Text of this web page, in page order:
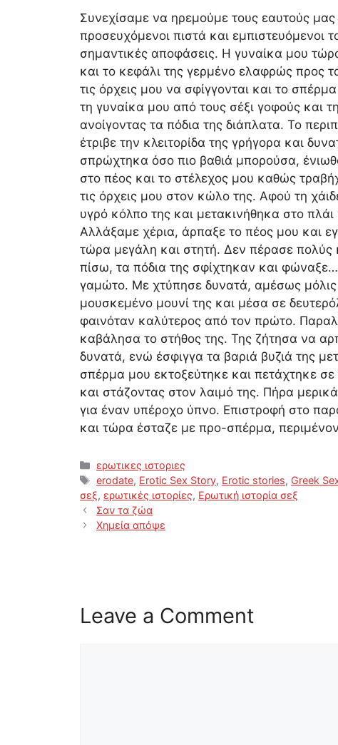
Συνεχίσαμε να ηρεμούμε τους εαυτούς μας
προσευχόμενοι πιστά και εμπιστευόμενοι
σημαντικές αποφάσεις. Η γυναίκα μου
και το κεφάλι της γερμένο ελαφρώς προς
τις όρχεις μου να σφίγγονται και το
τη γυναίκα μου από τους σέξι γοφούς και
ανοίγοντας τα πόδια της διάπλατα. Το
έτριβε την κλειτορίδα της γρήγορα και
σπρώχτηκα όσο πιο βαθιά μπορούσα,
στο πέος και το στέλεχος μου καθώς
τις όρχεις μου στον κώλο της. Αφού τη
υγρό κόλπο της και μετακινήθηκα στο
Αλλάξαμε χέρια, άρπαξε το πέος μου και
τώρα μεγάλη και στητή. Δεν πέρασε πολύς
πίσω, τα πόδια της σφίχτηκαν και
γαμώτο. Με χτύπησε δυνατά, αμέσως μόλις
μουσκεμένο μουνί της και μέσα σε
φαινόταν καλύτερος από τον πρώτο.
καβάλησα το στήθος της. Της ζήτησα να
δυνατά, ενώ έσφιγγα τα βαριά βυζιά της
σπέρμα μου εκτοξεύτηκε και πετάχτηκε
και στάζοντας στον λαιμό της. Πήρα
για έναν υπέροχο ύπνο. Επιστροφή στο
και τώρα έσταζε με προ-σπέρμα,
Categories
ερωτικες ιστοριες
Tags
erodate, Erotic Sex Story, Erotic stories, Greek
σεξ, ερωτικές ιστορίες, Ερωτική ιστορία σεξ
Σαν τα ζώα
Χημεία απόψε
Leave a Comment